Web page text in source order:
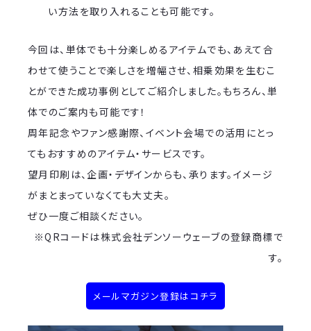
い方法を取り入れることも可能です。
今回は、単体でも十分楽しめるアイテムでも、あえて合
わせて使うことで楽しさを増幅させ、相乗効果を生むこ
とができた成功事例としてご紹介しました。もちろん、単
体でのご案内も可能です！
周年記念やファン感謝際、イベント会場での活用にとっ
てもおすすめのアイテム・サービスです。
望月印刷は、企画・デザインからも、承ります。イメージ
がまとまっていなくても大丈夫。
ぜひ一度ご相談ください。
※QRコードは株式会社デンソーウェーブの登録商標で
す。
メールマガジン登録はコチラ